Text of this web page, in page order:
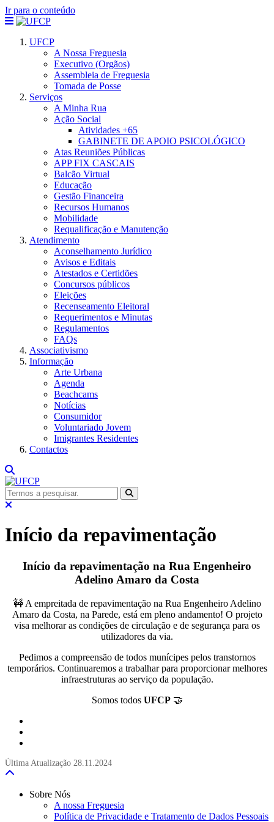
Ir para o conteúdo
UFCP
A Nossa Freguesia
Executivo (Orgãos)
Assembleia de Freguesia
Tomada de Posse
Serviços
A Minha Rua
Ação Social
Atividades +65
GABINETE DE APOIO PSICOLÓGICO
Atas Reuniões Públicas
APP FIX CASCAIS
Balcão Virtual
Educação
Gestão Financeira
Recursos Humanos
Mobilidade
Requalificação e Manutenção
Atendimento
Aconselhamento Jurídico
Avisos e Editais
Atestados e Certidões
Concursos públicos
Eleições
Recenseamento Eleitoral
Requerimentos e Minutas
Regulamentos
FAQs
Associativismo
Informação
Arte Urbana
Agenda
Beachcams
Notícias
Consumidor
Voluntariado Jovem
Imigrantes Residentes
Contactos
Início da repavimentação
Início da repavimentação na Rua Engenheiro
Adelino Amaro da Costa
🚧 A empreitada de repavimentação na Rua Engenheiro Adelino
Amaro da Costa, na Parede, está em pleno andamento! O projeto
visa melhorar as condições de circulação e de segurança para os
utilizadores da via.
Pedimos a compreensão de todos munícipes pelos transtornos
temporários. Continuaremos a trabalhar para proporcionar melhores
infraestruturas ao serviço da população.
Somos todos UFCP🤝
Última Atualização 28.11.2024
Sobre Nós
A nossa Freguesia
Política de Privacidade e Tratamento de Dados Pessoais